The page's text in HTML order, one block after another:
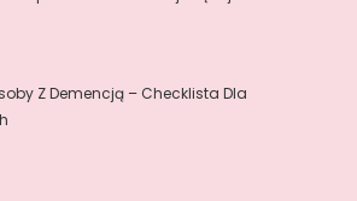
Z Demencją – Checklista Dla